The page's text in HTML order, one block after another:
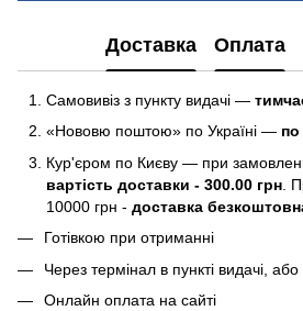
Доставка Оплата
Самовивіз з пункту видачі —
«Нововю поштою» по Україні — по
Кур'єром по Києву — при
вартість доставки - 300.00 грн .
10000 грн - доставка
Готівкою при отриманні
Через термінал в пункті видачі,
Онлайн оплата на сайті